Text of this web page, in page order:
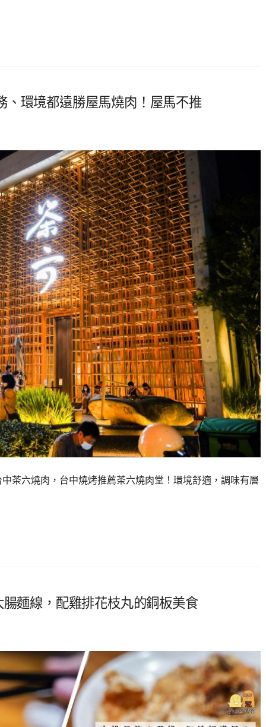
、環境都遠勝屋馬燒肉！屋馬不推
茶六燒肉，台中燒烤推薦茶六燒肉堂！環境舒適，調味有層
麵線，配雞排花枝丸的銅板美食